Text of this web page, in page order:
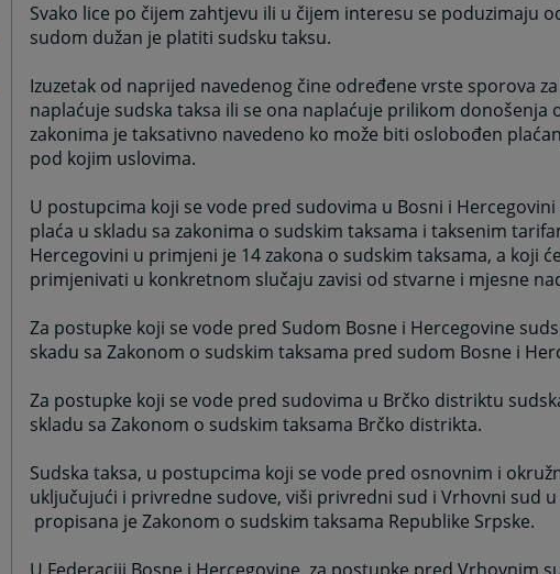
Svako lice po čijem zahtjevu ili u čijem interesu se poduzimaju
sudom dužan je platiti sudsku taksu.
Izuzetak od naprijed navedenog čine određene vrste sporova
naplaćuje sudska taksa ili se ona naplaćuje prilikom donošenja
zakonima je taksativno navedeno ko može biti oslobođen
pod kojim uslovima.
U postupcima koji se vode pred sudovima u Bosni i Hercegovini
plaća u skladu sa zakonima o sudskim taksama i taksenim
Hercegovini u primjeni je 14 zakona o sudskim taksama, a koji
primjenivati u konkretnom slučaju zavisi od stvarne i mjesne
Za postupke koji se vode pred Sudom Bosne i Hercegovine
skadu sa Zakonom o sudskim taksama pred sudom Bosne i
Za postupke koji se vode pred sudovima u Brčko distriktu
skladu sa Zakonom o sudskim taksama Brčko distrikta.
Sudska taksa, u postupcima koji se vode pred osnovnim i
uključujući i privredne sudove, viši privredni sud i Vrhovni sud u
propisana je Zakonom o sudskim taksama Republike Srpske.